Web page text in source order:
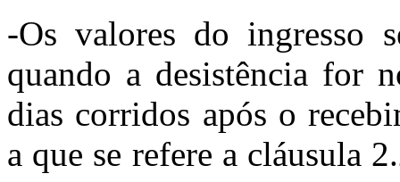
-Os valores do ingresso
quando a desistência for
dias corridos após o
a que se refere a cláusula